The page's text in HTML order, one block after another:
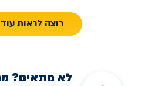
רוצה לראות
לא מתאים?